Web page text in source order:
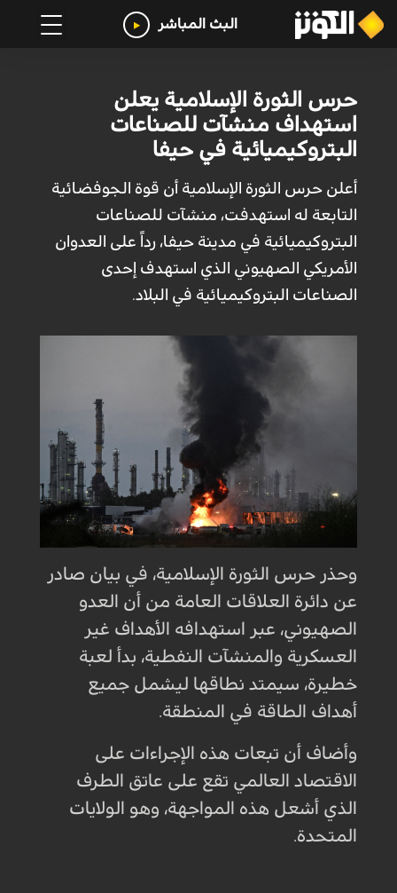
البث المباشر
حرس الثورة الإسلامية يعلن
استهداف منشآت للصناعات
البتروكيميائية في حيفا
أعلن حرس الثورة الإسلامية أن قوة الجوفضائية
التابعة له استهدفت، منشآت للصناعات
البتروكيميائية في مدينة حيفا، رداً على العدوان
الأمريكي الصهيوني الذي استهدف إحدى
الصناعات البتروكيميائية في البلاد.
وحذر حرس الثورة الإسلامية، في بيان صادر
عن دائرة العلاقات العامة من أن العدو
الصهيوني، عبر استهدافه الأهداف غير
العسكرية والمنشآت النفطية، بدأ لعبة
خطيرة، سيمتد نطاقها ليشمل جميع
أهداف الطاقة في المنطقة.
وأضاف أن تبعات هذه الإجراءات على
الاقتصاد العالمي تقع على عاتق الطرف
الذي أشعل هذه المواجهة، وهو الولايات
المتحدة.